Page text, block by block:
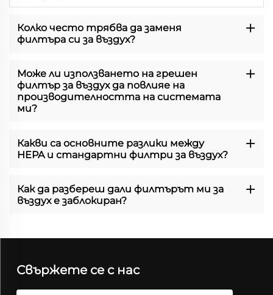
Колко често трябва да заменя
филтъра си за въздух?
Може ли използването на грешен
филтър за въздух да повлияе на
производителността на системата
ми?
Какви са основните разлики между
HEPA и стандартни филтри за въздух?
Как да разбереш дали филтърът ми за
въздух е заблокиран?
Свържете се с нас